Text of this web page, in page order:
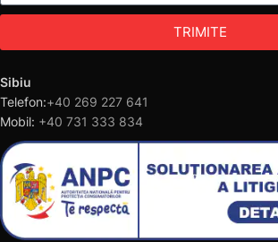
TRIMITE
Sibiu
Telefon:+40 269 227 641
Mobil: +40 731 333 834